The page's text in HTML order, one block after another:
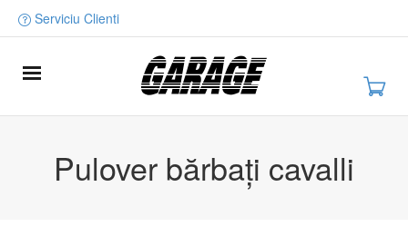
Serviciu Clienti
Pulover bărbați cavalli